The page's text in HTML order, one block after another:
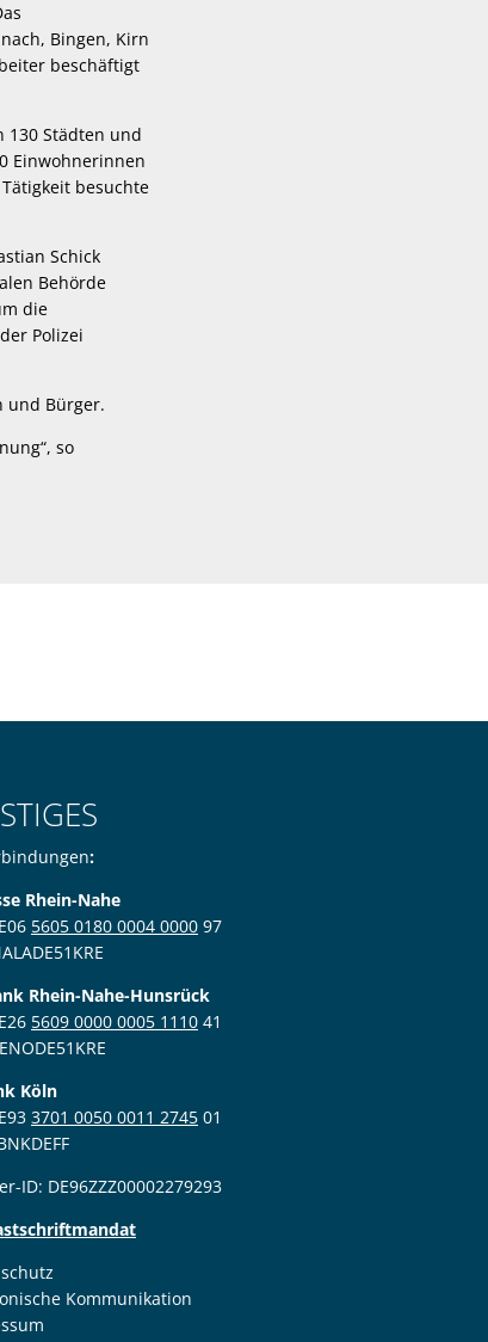
Bingen, Kirn
beschäftigt
Städten und
Einwohnerinnen
besuchte
Schick
Behörde
die
Polizei
und Bürger.
so
:
Rhein-Nahe
5605 0180 0004 0000 97
Rhein-Nahe-Hunsrück
5609 0000 0005 1110 41
Köln
3701 0050 0011 2745 01
ID: DE96ZZZ00002279293
Kommunikation